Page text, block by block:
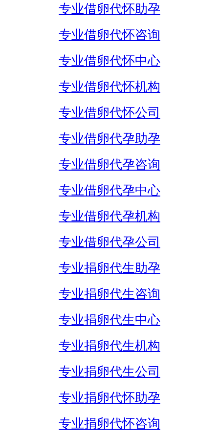
专业借卵代怀助孕
专业借卵代怀咨询
专业借卵代怀中心
专业借卵代怀机构
专业借卵代怀公司
专业借卵代孕助孕
专业借卵代孕咨询
专业借卵代孕中心
专业借卵代孕机构
专业借卵代孕公司
专业捐卵代生助孕
专业捐卵代生咨询
专业捐卵代生中心
专业捐卵代生机构
专业捐卵代生公司
专业捐卵代怀助孕
专业捐卵代怀咨询